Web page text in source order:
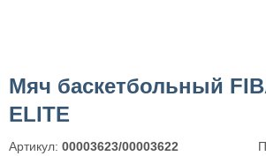
Мяч баскетбольный
ELITE
Артикул: 00003623/00003622